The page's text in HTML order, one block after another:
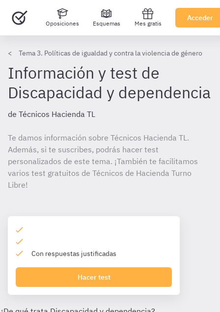
Oposiciones Esquemas Mes gratis
Acceder
Tema 3. Políticas de igualdad y contra la violencia de género
Información y test de
Discapacidad y dependencia
de Técnicos Hacienda TL
Te damos información sobre Técnicos Hacienda TL.
Además, si te suscribes, podrás hacer test
personalizados de este tema. ¡También te facilitamos
varios test gratuitos de Técnicos de Hacienda Turno
Libre!
Con respuestas justificadas
Hacer test